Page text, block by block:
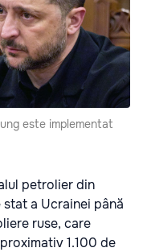
este implementat
petrolier din
a Ucrainei până
ruse, care
1.100 de